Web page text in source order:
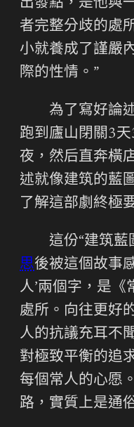
出發點，是他與
者完整分歧的處
小就養成了謹嚴
際的性情。”
為了寫好論
跑到廬山閉關3天
夜，然后直奔橫
述就像建筑的藍
了解這部劇終極
這份“建筑藍
思後被這個故事
人’兩個字，是
處所。向往更好
人的抗議充耳不
對極致平衡的追
每個常人的心愿
路，實質上是通